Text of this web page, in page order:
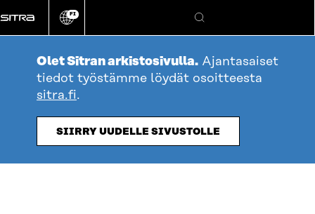
suoraan
sisältöön
Vaihda
kieli
FI
Hae
Olet Sitran arkistosivulla. Ajantasaiset
tiedot työstämme löydät osoitteesta
sitra.fi.
SIIRRY UUDELLE SIVUSTOLLE